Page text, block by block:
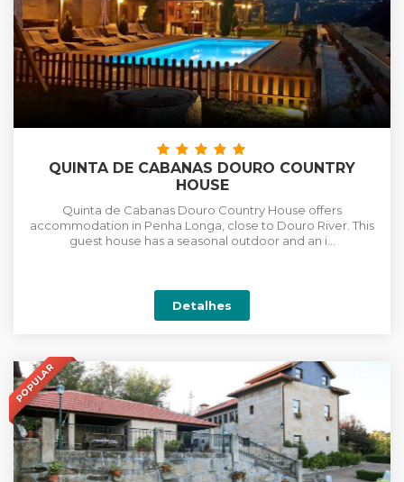
QUINTA DE CABANAS DOURO COUNTRY
HOUSE
Quinta de Cabanas Douro Country House offers
accommodation in Penha Longa, close to Douro River. This
guest house has a seasonal outdoor and an i...
Detalhes
POPULAR